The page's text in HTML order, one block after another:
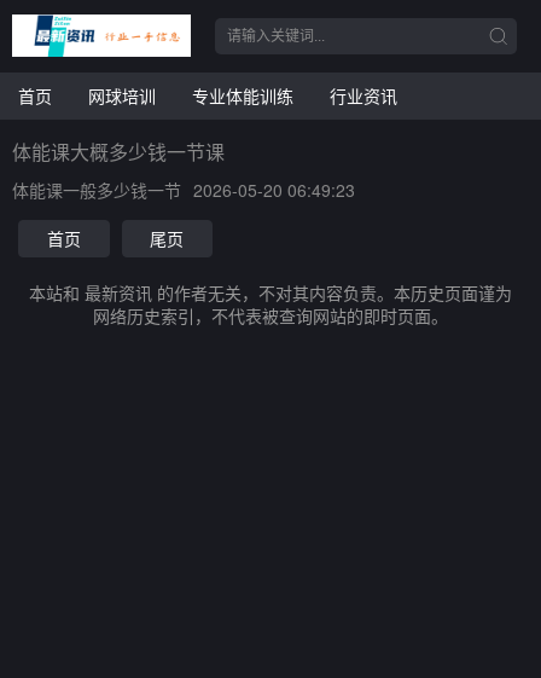
首页 网球培训 专业体能训练 行业资讯
体能课大概多少钱一节课
体能课一般多少钱一节 2026-05-20 06:49:23
首页
尾页
本站和 最新资讯 的作者无关，不对其内容负责。本历史页面谨为
网络历史索引，不代表被查询网站的即时页面。